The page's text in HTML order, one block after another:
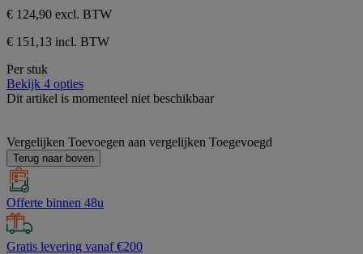
beoordeling
€ 124,90 excl. BTW
€ 151,13 incl. BTW
Per stuk
Bekijk 4 opties
Dit artikel is momenteel niet beschikbaar
Vergelijken Toevoegen aan vergelijken Toegevoegd
Terug naar boven
Offerte binnen 48u
Gratis levering vanaf €200